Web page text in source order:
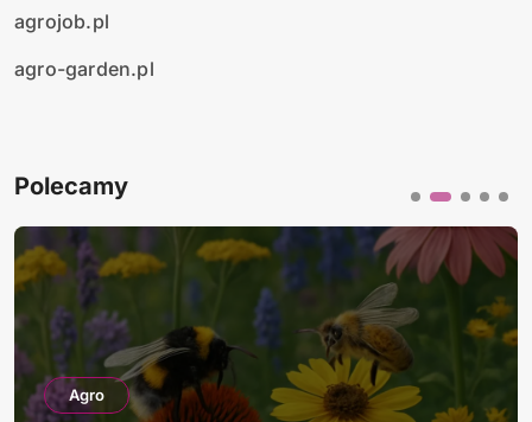
agrojob.pl
agro-garden.pl
Polecamy
Agro